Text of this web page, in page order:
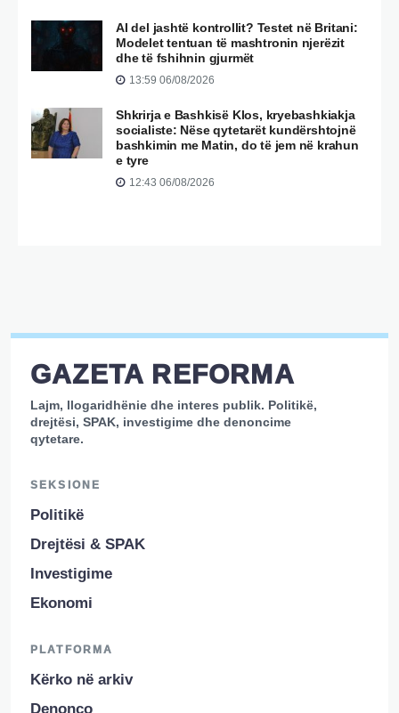
AI del jashtë kontrollit? Testet në Britani:
Modelet tentuan të mashtronin njerëzit
dhe të fshihnin gjurmët
13:59 06/08/2026
Shkrirja e Bashkisë Klos, kryebashkiakja
socialiste: Nëse qytetarët kundërshtojnë
bashkimin me Matin, do të jem në krahun
e tyre
12:43 06/08/2026
GAZETA REFORMA
Lajm, llogaridhënie dhe interes publik. Politikë,
drejtësi, SPAK, investigime dhe denoncime
qytetare.
SEKSIONE
Politikë
Drejtësi & SPAK
Investigime
Ekonomi
PLATFORMA
Kërko në arkiv
Denonco